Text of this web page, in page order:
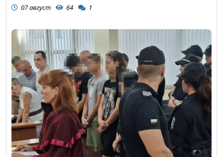
07 август 64 1